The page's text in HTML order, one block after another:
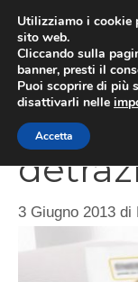
contenuto
3 Giugno 2013 di
Utilizziamo i cookie
sito web.
Cliccando sulla
banner, presti il
Puoi scoprire di più
disattivarli nelle
Accetta